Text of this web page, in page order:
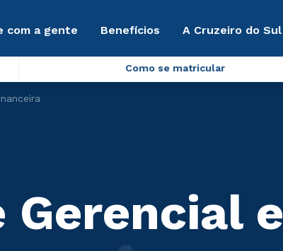
com a gente Benefícios A Cruzeiro do
Como se matricular